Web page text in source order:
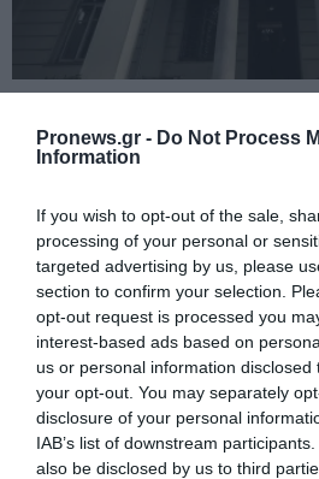
Pronews.gr - Do Not Process
Information
If you wish to opt-out of the sale,
processing of your personal or
targeted advertising by us, please
section to confirm your selection.
opt-out request is processed you
interest-based ads based on
us or personal information
your opt-out. You may separately
disclosure of your personal
IAB’s list of downstream
also be disclosed by us to third
PRONEWS.GR /ΥΠ.ΕΞ.
Το ΥΠΕΞ καταδικάζει
παραβίαση των
30.07.2026 | 23:58
ΔΙΑΔΩΣΤΕ ΤΟ